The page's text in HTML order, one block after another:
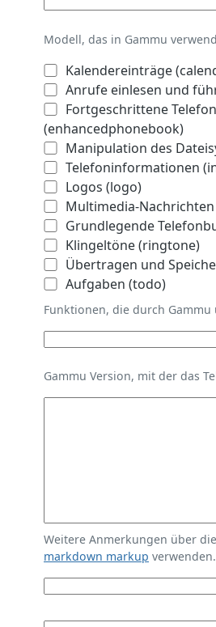
Modell, das in Gammu
Kalendereinträge
Anrufe einlesen und
Fortgeschrittene
(enhancedphonebook)
Manipulation des
Telefoninformationen
Logos (logo)
Multimedia-
Grundlegende
Klingeltöne (ringtone)
Übertragen und
Aufgaben (todo)
Funktionen, die durch
Gammu Version, mit der das
Weitere Anmerkungen über
markdown markup verwenden.